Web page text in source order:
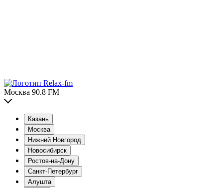
Москва 90.8 FM
Казань
Москва
Нижний Новгород
Новосибирск
Ростов-на-Дону
Санкт-Петербург
Алушта